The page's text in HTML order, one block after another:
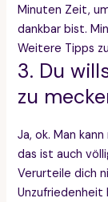
Minuten Zeit,
dankbar bist.
Weitere Tipps
3. Du
zu
Ja, ok. Man
das ist auch
Verurteile dich
Unzufriedenheit